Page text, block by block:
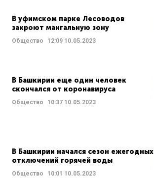
В уфимском парке Лесоводов
закроют мангальную зону
Общество 12:09 10.05.2023
В Башкирии еще один человек
скончался от коронавируса
Общество 10:37 10.05.2023
В Башкирии начался сезон ежегодных
отключений горячей воды
Общество 10:01 10.05.2023